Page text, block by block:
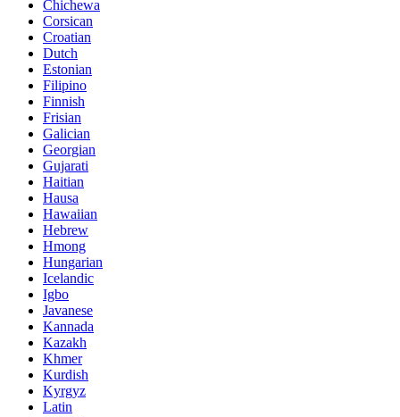
Chichewa
Corsican
Croatian
Dutch
Estonian
Filipino
Finnish
Frisian
Galician
Georgian
Gujarati
Haitian
Hausa
Hawaiian
Hebrew
Hmong
Hungarian
Icelandic
Igbo
Javanese
Kannada
Kazakh
Khmer
Kurdish
Kyrgyz
Latin